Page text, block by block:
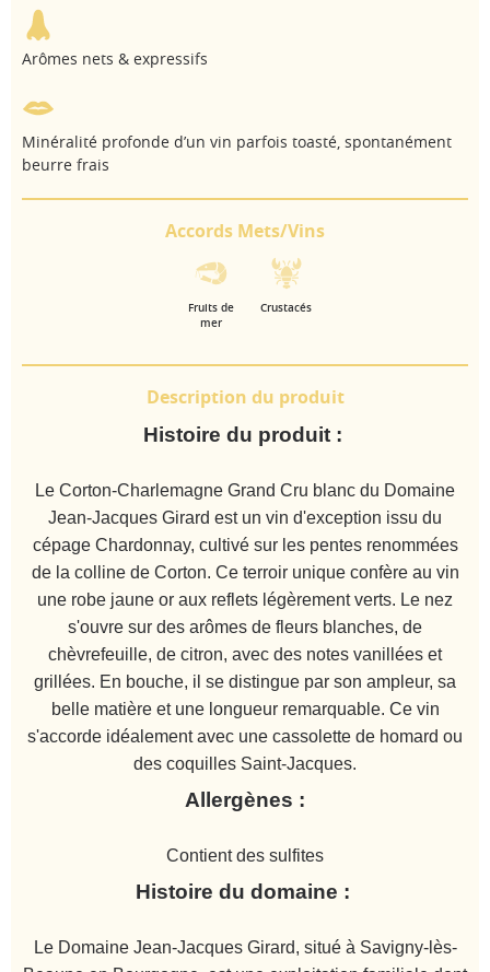
Arômes nets & expressifs
Minéralité profonde d’un vin parfois toasté, spontanément
beurre frais
Accords Mets/Vins
Fruits de
mer
Crustacés
Description du produit
Histoire du produit :
Le Corton-Charlemagne Grand Cru blanc du Domaine
Jean-Jacques Girard est un vin d'exception issu du
cépage Chardonnay, cultivé sur les pentes renommées
de la colline de Corton. Ce terroir unique confère au vin
une robe jaune or aux reflets légèrement verts. Le nez
s'ouvre sur des arômes de fleurs blanches, de
chèvrefeuille, de citron, avec des notes vanillées et
grillées. En bouche, il se distingue par son ampleur, sa
belle matière et une longueur remarquable. Ce vin
s'accorde idéalement avec une cassolette de homard ou
des coquilles Saint-Jacques.
Allergènes :
Contient des sulfites
Histoire du domaine :
Le Domaine Jean-Jacques Girard, situé à Savigny-lès-